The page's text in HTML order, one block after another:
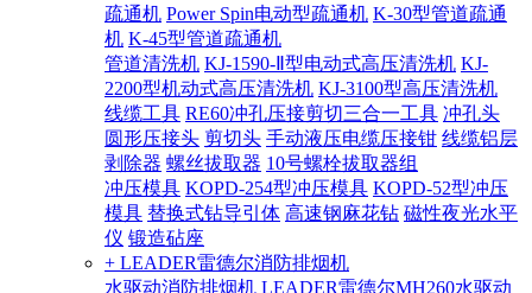
疏通机 Power Spin电动型疏通机 K-30型管道疏通
机 K-45型管道疏通机
管道清洗机 KJ-1590-Ⅱ型电动式高压清洗机 KJ-
2200型机动式高压清洗机 KJ-3100型高压清洗机
线缆工具 RE60冲孔压接剪切三合一工具 冲孔头
圆形压接头 剪切头 手动液压电缆压接钳 线缆铝层
剥除器 螺丝拔取器 10号螺栓拔取器组
冲压模具 KOPD-254型冲压模具 KOPD-52型冲压
模具 替换式钻导引体 高速钢麻花钻 磁性夜光水平
仪 锻造砧座
+ LEADER雷德尔消防排烟机
水驱动消防排烟机 LEADER雷德尔MH260水驱动